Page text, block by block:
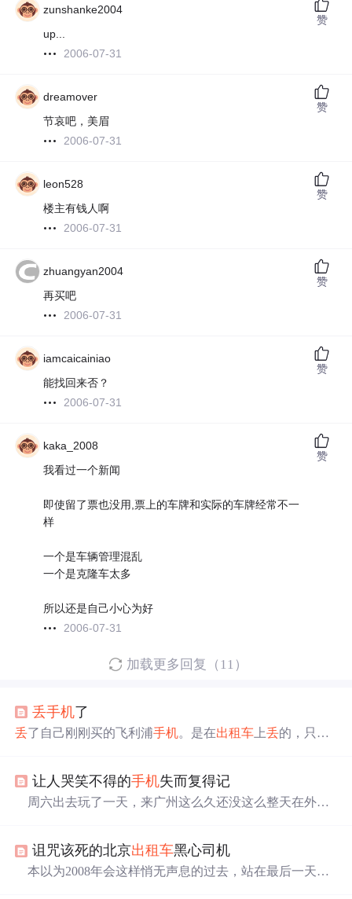
zunshanke2004
up...
2006-07-31
赞
dreamover
节哀吧，美眉
2006-07-31
赞
leon528
楼主有钱人啊
2006-07-31
赞
zhuangyan2004
再买吧
2006-07-31
赞
iamcaicainiao
能找回来否？
2006-07-31
赞
kaka_2008
我看过一个新闻
即使留了票也没用,票上的车牌和实际的车牌经常不一
样
一个是车辆管理混乱
一个是克隆车太多
所以还是自己小心为好
2006-07-31
赞
加载更多回复（11）
丢手机了
丢了自己刚刚买的飞利浦手机。是在出租车 上丢的，只是
话。据他说在我下车后的2-3分钟后，就上了一批人，怀疑
是他们拿走了手机。对于现在的社会习性，没有办法。“白
让人哭笑不得的手机失而复得记
周六出去玩了一天，来广州这么久还没这么整天在外面
意。手机不心疼，到是卡比较心疼。这么多
没。下午去买了个新手机，由于以前一直没计划买手机
诅咒该死的北京出租车黑心司机
本以为2008年会这样悄无声息的过去，站在最后一天的